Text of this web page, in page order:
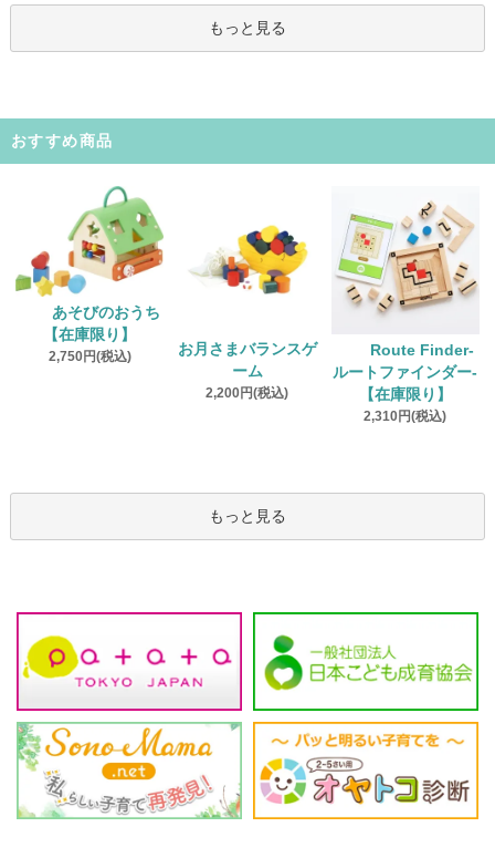
もっと見る
おすすめ商品
あそびのおうち
【在庫限り】
2,750円(税込)
お月さまバランスゲ
ーム
2,200円(税込)
Route Finder‐
ルートファインダー‐
【在庫限り】
2,310円(税込)
もっと見る